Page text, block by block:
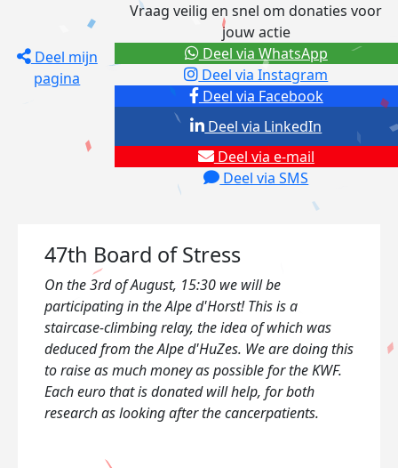
Deel mijn
pagina
Vraag veilig en snel om donaties voor
jouw actie
Deel via Facebook
Deel via Instagram
Deel via e-mail
Deel via SMS
Deel via LinkedIn
Deel via WhatsApp
47th Board of Stress
On the 3rd of August, 15:30 we will be
participating in the Alpe d'Horst! This is a
staircase-climbing relay, the idea of which was
deduced from the Alpe d'HuZes. We are doing this
to raise as much money as possible for the KWF.
Each euro that is donated will help, for both
research as looking after the cancerpatients.